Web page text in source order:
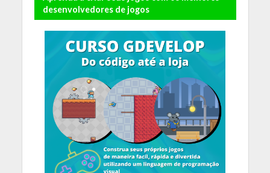
desenvolvedores de jogos